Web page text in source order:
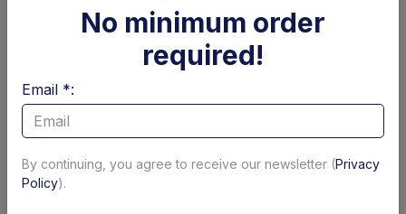
Cilindro di
brandeggio Zepro
ZNU-75-110 (SA)
Parapolvere tubolare
x cilindro
sollevamento DLB 47
No minimum order
required!
Email *:
By continuing, you agree to receive our newsletter (Privacy
Policy).